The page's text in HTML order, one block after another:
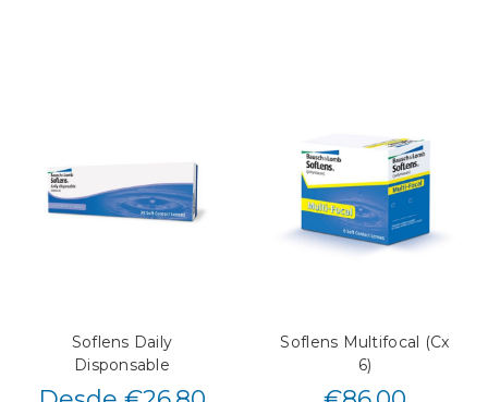
Soflens Daily
Disponsable
Soflens Multifocal (Cx
6)